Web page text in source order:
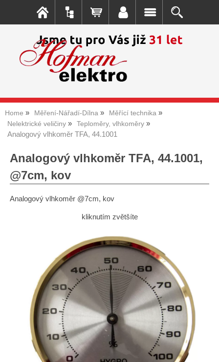
Home Měření-Nářadí-Dílna
Měřící technika
Nelektrické veličiny
Teploměry, vlhkoměry
Analogový vlhkoměr TFA, 44.1001
Analogový vlhkoměr TFA, 44.1001,
@7cm, kov
Analogový vlhkoměr @7cm, kov
kliknutím zvětšíte